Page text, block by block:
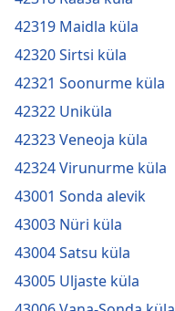
42319 Maidla küla
42320 Sirtsi küla
42321 Soonurme küla
42322 Uniküla
42323 Veneoja küla
42324 Virunurme küla
43001 Sonda alevik
43003 Nüri küla
43004 Satsu küla
43005 Uljaste küla